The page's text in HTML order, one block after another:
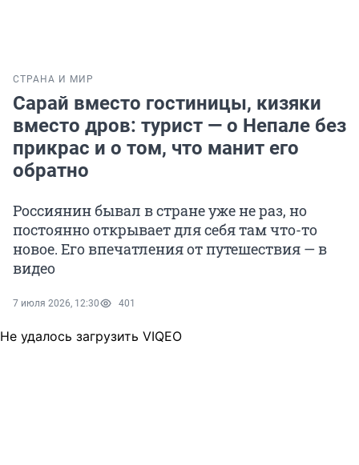
СТРАНА И МИР
Сарай вместо гостиницы, кизяки
вместо дров: турист — о Непале без
прикрас и о том, что манит его
обратно
Россиянин бывал в стране уже не раз, но
постоянно открывает для себя там что-то
новое. Его впечатления от путешествия — в
видео
7 июля 2026, 12:30 401
Не удалось загрузить VIQEO